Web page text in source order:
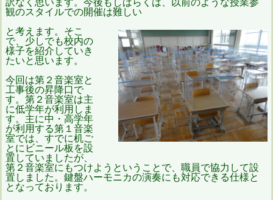
観のスタイルでの開催は難しい
と考えます。そこ
で、少しでも校内の
様子を紹介していき
たいと思います。
今回は第２音楽室と
工事後の昇降口で
す。第２音楽室は主
に低学年が利用しま
す。主に中・高学年
が利用する第１音楽
室では、すでに机ご
とに ビニール板 を設
置していましたが、
第２音楽室にもつけようということで、職員で協力して設
置しました。鍵盤ハーモニカの演奏にも対応できる仕様と
となっております。